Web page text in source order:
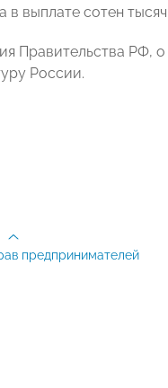
в выплате сотен
Правительства РФ,
России.
предпринимателей